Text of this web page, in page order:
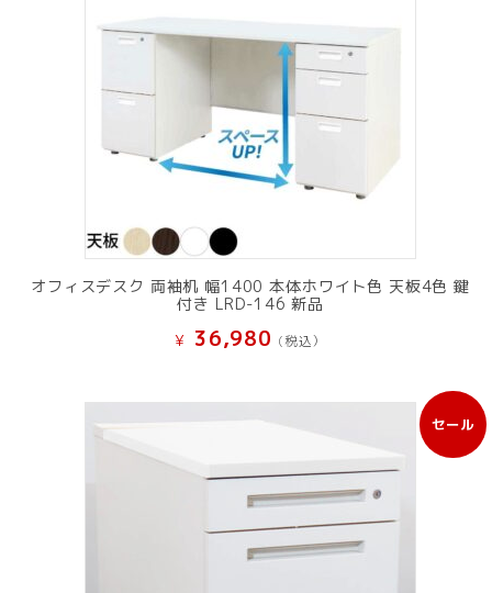
オフィスデスク 両袖机 幅1400 本体ホワイト色 天板4色 鍵
付き LRD-146 新品
¥ 36,980 (税込）
セール
販
売